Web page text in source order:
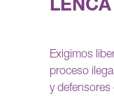
Exigimos
proceso
y defensores